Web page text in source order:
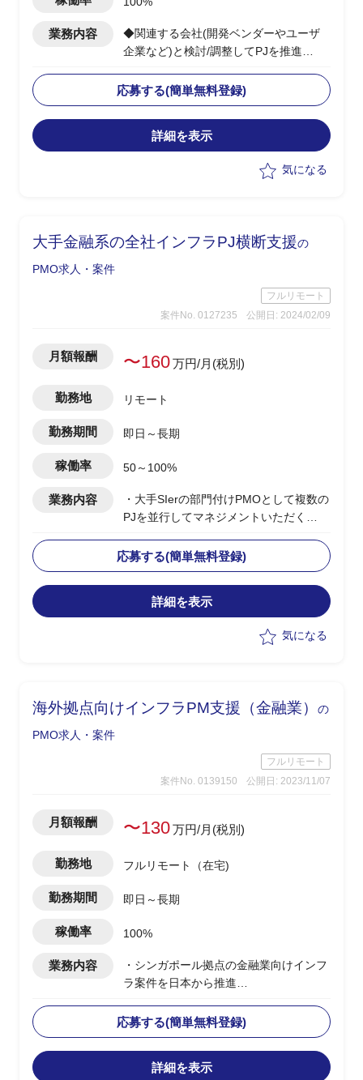
業務内容
◆関連する会社(開発ベンダーやユーザ
企業など)と検討/調整してPJを推進
のPMOを担当する
・全体としては複数年で開発する大規模
なPJ。
応募する(簡単無料登録)
詳細を表示
気になる
大手金融系の全社インフラPJ横断支援の
PMO求人・案件
フルリモート
案件No. 0127235
公開日: 2024/02/09
月額報酬 〜160万円/月(税別)
勤務地 リモート
勤務期間 即日～長期
稼働率 50～100%
業務内容
・大手SIerの部門付けPMOとして複数の
PJを並行してマネジメントいただく
ド会社に対してインフラ領域の保守、開
発を行っている
・複数PJの横断的なPMO支援(課題管
理、進捗管理など)
・必要に応じて部門全体の組織改善施策
応募する(簡単無料登録)
詳細を表示
気になる
海外拠点向けインフラPM支援（金融業）
の
PMO求人・案件
フルリモート
案件No. 0139150
公開日: 2023/11/07
月額報酬 〜130万円/月(税別)
勤務地 フルリモート（在宅)
勤務期間 即日～長期
稼働率 100%
業務内容
・シンガポール拠点の金融業向けインフ
ラ案件を日本から推進
とコミュニケーションを取る
・複数PJの上流～環境構築までがスコー
プ
・英語での成果物作成/顧客内定例MTG
応募する(簡単無料登録)
詳細を表示